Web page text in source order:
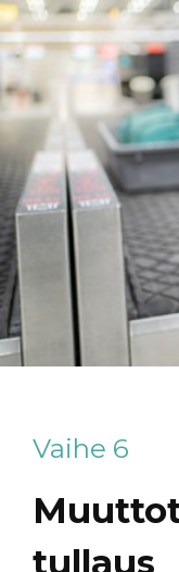
Vaihe 6
tullaus